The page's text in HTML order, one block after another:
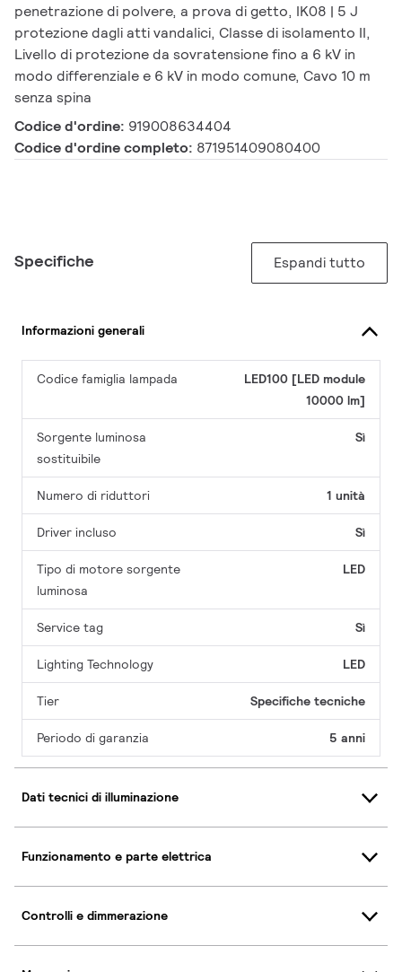
penetrazione di polvere, a prova di getto, IK08 | 5 J
protezione dagli atti vandalici, Classe di isolamento II,
Livello di protezione da sovratensione fino a 6 kV in
modo differenziale e 6 kV in modo comune, Cavo 10 m
senza spina
Codice d'ordine: 919008634404
Codice d'ordine completo: 871951409080400
Specifiche Espandi tutto
Informazioni generali
Codice famiglia lampada
LED100 [LED module
10000 lm]
Sorgente luminosa
sostituibile
Sì
Numero di riduttori 1 unità
Driver incluso Sì
Tipo di motore sorgente
luminosa
LED
Service tag Sì
Lighting Technology LED
Tier Specifiche tecniche
Periodo di garanzia 5 anni
Dati tecnici di illuminazione
Funzionamento e parte elettrica
Controlli e dimmerazione